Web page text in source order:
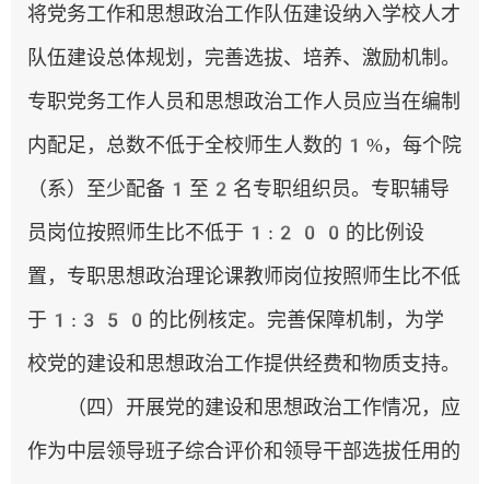
将党务工作和思想政治工作队伍建设纳入学校人才
队伍建设总体规划，完善选拔、培养、激励机制。
专职党务工作人员和思想政治工作人员应当在编制
内配足，总数不低于全校师生人数的1%，每个院
（系）至少配备1至2名专职组织员。专职辅导
员岗位按照师生比不低于1:200的比例设
置，专职思想政治理论课教师岗位按照师生比不低
于1:350的比例核定。完善保障机制，为学
校党的建设和思想政治工作提供经费和物质支持。
（四）开展党的建设和思想政治工作情况，应
作为中层领导班子综合评价和领导干部选拔任用的